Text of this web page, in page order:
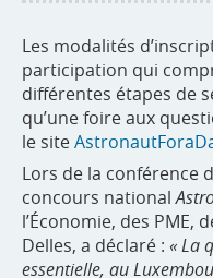
Les modalités
participation qui
différentes étapes de
qu’une foire aux
le site
Lors de la conférence
concours national
l’Économie, des PME,
Delles, a déclaré : « La
essentielle, au